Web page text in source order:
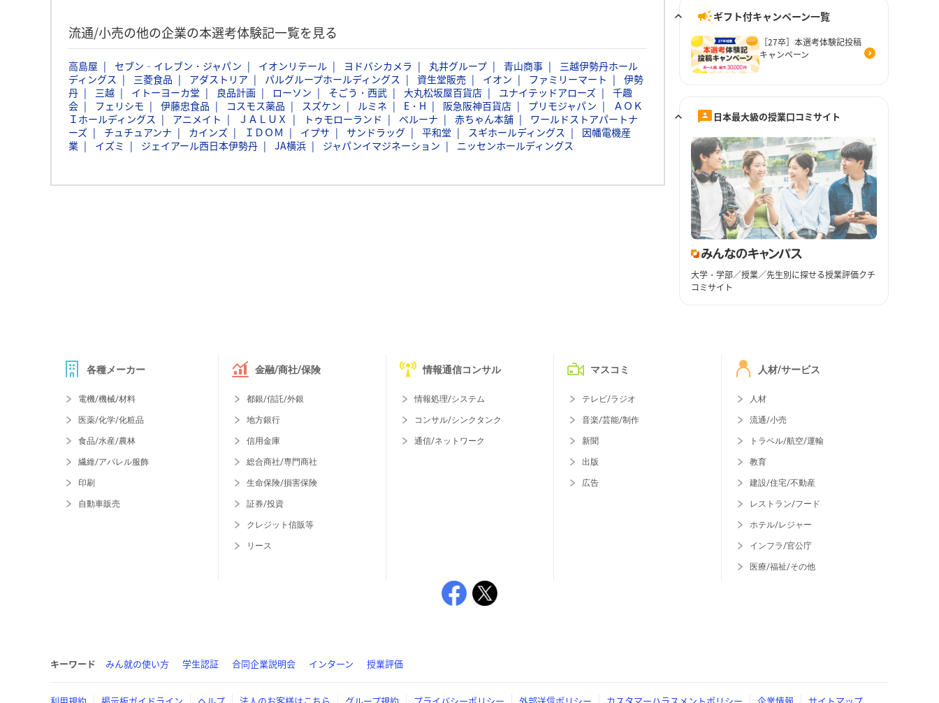
流通/小売の他の企業の本選考体験記一覧を見る
高島屋 セブン‐イレブン・ジャパン イオンリテール ヨドバシカメラ 丸井グループ 青山商事
三越伊勢丹ホール
ディングス
三菱食品 アダストリア パルグループホールディングス 資生堂販売 イオン ファミリーマート
伊勢
丹
三越 イトーヨーカ堂 良品計画 ローソン そごう・西武 大丸松坂屋百貨店 ユナイテッドアローズ
千趣
会
フェリシモ 伊藤忠食品 コスモス薬品 スズケン ルミネ E・H 阪急阪神百貨店 プリモジャパン
ＡＯＫ
Ｉホールディングス
アニメイト ＪＡＬＵＸ トゥモローランド ベルーナ 赤ちゃん本舗
ワールドストアパートナ
ーズ
チュチュアンナ カインズ ＩＤＯＭ イプサ サンドラッグ 平和堂 スギホールディングス
因幡電機産
業
イズミ ジェイアール西日本伊勢丹 JA横浜 ジャパンイマジネーション ニッセンホールディングス
ギフト付キャンペーン一覧
［27卒］本選考体験記投稿
キャンペーン
日本最大級の授業口コミサイト
大学・学部／授業／先生別に探せる授業評価クチ
コミサイト
各種メーカー
電機/機械/材料
医薬/化学/化粧品
食品/水産/農林
繊維/アパレル服飾
印刷
自動車販売
金融/商社/保険
都銀/信託/外銀
地方銀行
信用金庫
総合商社/専門商社
生命保険/損害保険
証券/投資
クレジット信販等
リース
情報通信コンサル
情報処理/システム
コンサル/シンクタンク
通信/ネットワーク
マスコミ
テレビ/ラジオ
音楽/芸能/制作
新聞
出版
広告
人材/サービス
人材
流通/小売
トラベル/航空/運輸
教育
建設/住宅/不動産
レストラン/フード
ホテル/レジャー
インフラ/官公庁
医療/福祉/その他
キーワード みん就の使い方 学生認証 合同企業説明会 インターン 授業評価